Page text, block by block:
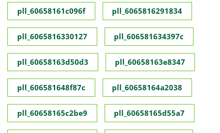
pll_60658161c096f pll_6065816291834
pll_6065816330127 pll_606581634397c
pll_60658163d50d3 pll_60658163e8347
pll_606581648f87c pll_60658164a2038
pll_60658165c2be9 pll_60658165d55a7